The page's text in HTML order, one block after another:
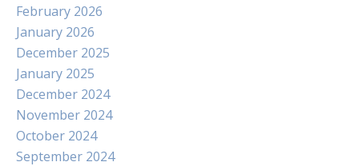
February 2026
January 2026
December 2025
January 2025
December 2024
November 2024
October 2024
September 2024